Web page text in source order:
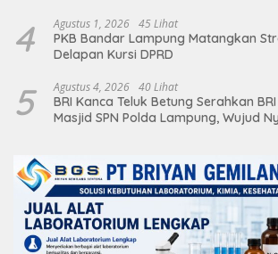
4 Agustus 1, 2026 45 Lihat
PKB Bandar Lampung Matangkan
Delapan Kursi DPRD
5 Agustus 4, 2026 40 Lihat
BRI Kanca Teluk Betung Serahkan
Masjid SPN Polda Lampung, Wujud